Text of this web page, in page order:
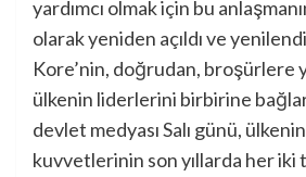
yardımcı olmak için bu
olarak yeniden açıldı ve
Kore’nin, doğrudan, broşürlere
ülkenin liderlerini birbirine
devlet medyası Salı günü,
kuvvetlerinin son yıllarda her iki